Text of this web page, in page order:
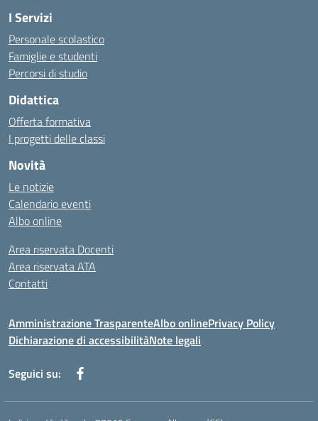
I Servizi
Personale scolastico
Famiglie e studenti
Percorsi di studio
Didattica
Offerta formativa
I progetti delle classi
Novità
Le notizie
Calendario eventi
Albo online
Area riservata Docenti
Area riservata ATA
Contatti
Amministrazione TrasparenteAlbo onlinePrivacy Policy
Dichiarazione di accessibilitàNote legali
Seguici su: